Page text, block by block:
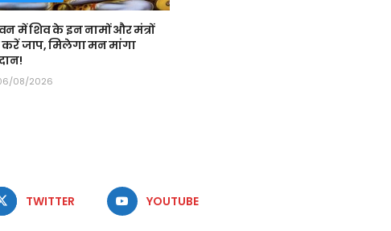
में शिव के इन नामों और मंत्रों
जाप, मिलेगा मन मांगा
08/2026
TWITTER YOUTUBE